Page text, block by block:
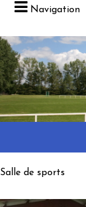
Navigation
Salle de sports